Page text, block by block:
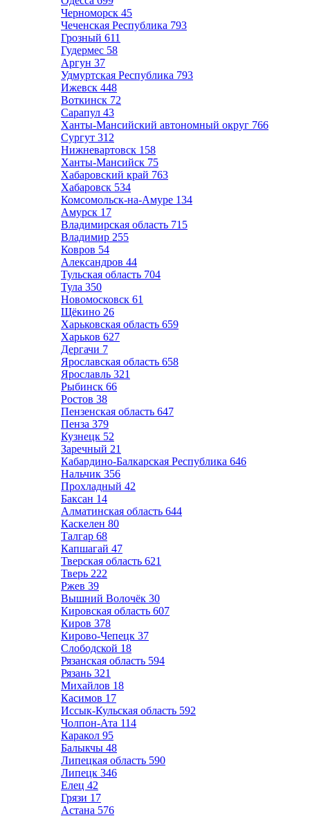
Черноморск 45
Чеченская Республика 793
Грозный 611
Гудермес 58
Аргун 37
Удмуртская Республика 793
Ижевск 448
Воткинск 72
Сарапул 43
Ханты-Мансийский автономный округ 766
Сургут 312
Нижневартовск 158
Ханты-Мансийск 75
Хабаровский край 763
Хабаровск 534
Комсомольск-на-Амуре 134
Амурск 17
Владимирская область 715
Владимир 255
Ковров 54
Александров 44
Тульская область 704
Тула 350
Новомосковск 61
Щёкино 26
Харьковская область 659
Харьков 627
Дергачи 7
Ярославская область 658
Ярославль 321
Рыбинск 66
Ростов 38
Пензенская область 647
Пенза 379
Кузнецк 52
Заречный 21
Кабардино-Балкарская Республика 646
Нальчик 356
Прохладный 42
Баксан 14
Алматинская область 644
Каскелен 80
Талгар 68
Капшагай 47
Тверская область 621
Тверь 222
Ржев 39
Вышний Волочёк 30
Кировская область 607
Киров 378
Кирово-Чепецк 37
Слободской 18
Рязанская область 594
Рязань 321
Михайлов 18
Касимов 17
Иссык-Кульская область 592
Чолпон-Ата 114
Каракол 95
Балыкчы 48
Липецкая область 590
Липецк 346
Елец 42
Грязи 17
Астана 576